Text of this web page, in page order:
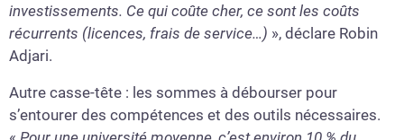
investissements. Ce qui coûte cher, ce sont les coûts
récurrents (licences, frais de service…) », déclare Robin
Adjari.
Autre casse-tête : les sommes à débourser pour
s’entourer des compétences et des outils nécessaires.